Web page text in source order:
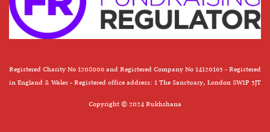
Registered Charity No 1208006 and Registered Company No 14120163 - Registered
in England & Wales - Registered office address: 1 The Sanctuary, London SW1P 3JT
Copyright © 2024 Rukhshana